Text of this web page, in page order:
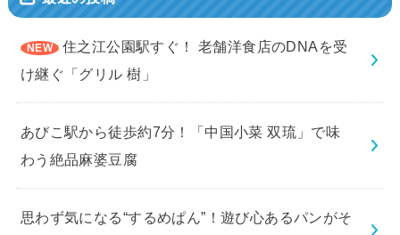
住之江公園駅すぐ！ 老舗洋食店のDNAを受
け継ぐ「グリル 樹」
あびこ駅から徒歩約7分！「中国小菜 双琉」で味
わう絶品麻婆豆腐
思わず気になる“するめぱん”！遊び心あるパンがそ